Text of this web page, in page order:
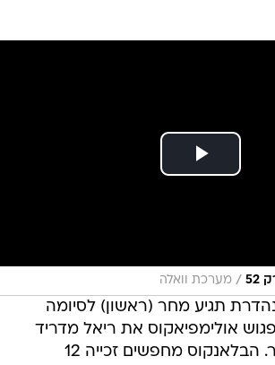
/ מערכת וואלה
תגיע מחר (ראשון) לסיומה
אולימפיאקוס את ריאל מדריד
לגמר הפיינל פור. הבלאנקוס מחפשים זכייה 12